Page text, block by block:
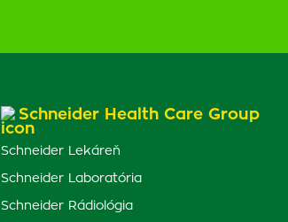
Schneider Health Care Group
Schneider Lekáreň
Schneider Laboratória
Schneider Rádiológia